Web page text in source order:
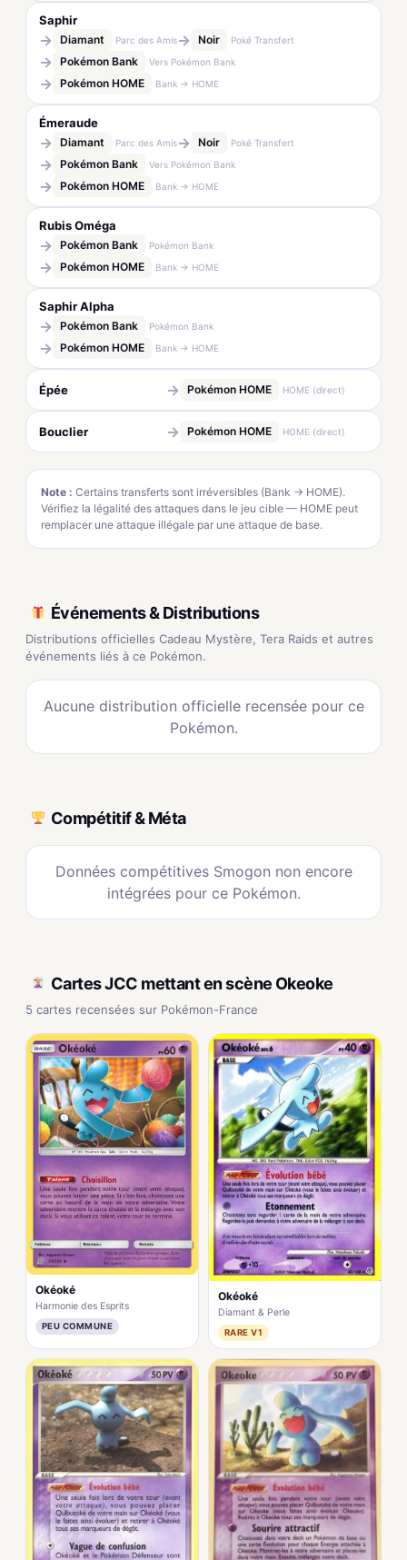
Saphir
→ Diamant Parc des Amis→ Noir Poké Transfert
→ Pokémon Bank Vers Pokémon Bank
→ Pokémon HOME Bank → HOME
Émeraude
→ Diamant Parc des Amis→ Noir Poké Transfert
→ Pokémon Bank Vers Pokémon Bank
→ Pokémon HOME Bank → HOME
Rubis Oméga
→ Pokémon Bank Pokémon Bank
→ Pokémon HOME Bank → HOME
Saphir Alpha
→ Pokémon Bank Pokémon Bank
→ Pokémon HOME Bank → HOME
Épée → Pokémon HOME HOME (direct)
Bouclier → Pokémon HOME HOME (direct)
Note : Certains transferts sont irréversibles (Bank → HOME).
Vérifiez la légalité des attaques dans le jeu cible — HOME peut
remplacer une attaque illégale par une attaque de base.
Événements & Distributions
Distributions officielles Cadeau Mystère, Tera Raids et autres
événements liés à ce Pokémon.
Aucune distribution officielle recensée pour ce
Pokémon.
Compétitif & Méta
Données compétitives Smogon non encore
intégrées pour ce Pokémon.
Cartes JCC mettant en scène Okeoke
5 cartes recensées sur Pokémon-France
Okéoké
Harmonie des Esprits
PEU COMMUNE
Okéoké
Diamant & Perle
RARE V1